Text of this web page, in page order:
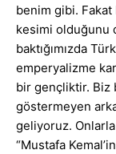
benim gibi.
kesimi olduğunu
baktığımızda
emperyalizme
bir gençliktir. Biz
göstermeyen
geliyoruz.
“Mustafa